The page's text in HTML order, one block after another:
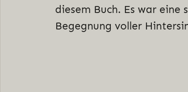
diesem Buch. Es war
Begegnung voller